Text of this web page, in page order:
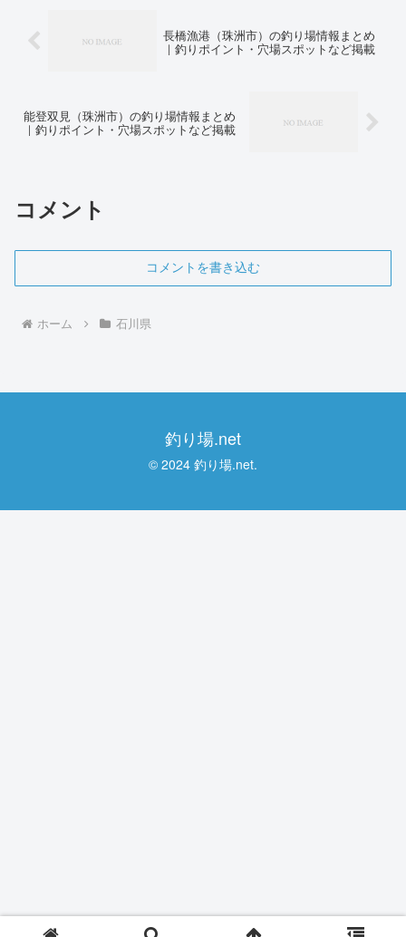
長橋漁港（珠洲市）の釣り場情報まとめ
｜釣りポイント・穴場スポットなど掲載
能登双見（珠洲市）の釣り場情報まとめ
｜釣りポイント・穴場スポットなど掲載
コメント
コメントを書き込む
ホーム 石川県
釣り場.net
© 2024 釣り場.net.